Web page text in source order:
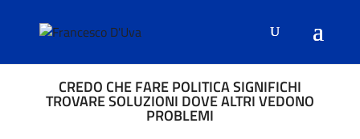
CREDO CHE FARE POLITICA SIGNIFICHI
TROVARE SOLUZIONI DOVE ALTRI VEDONO
PROBLEMI